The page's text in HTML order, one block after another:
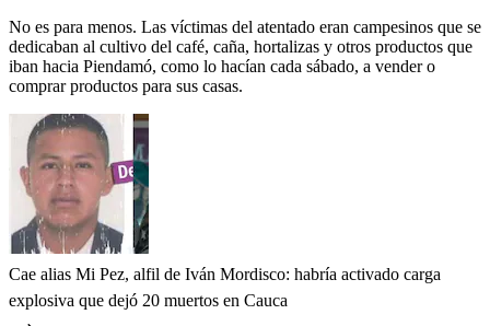
No es para menos. Las víctimas del atentado eran campesinos que se
dedicaban al cultivo del café, caña, hortalizas y otros productos que
iban hacia Piendamó, como lo hacían cada sábado, a vender o
comprar productos para sus casas.
Cae alias Mi Pez, alfil de Iván Mordisco: habría activado carga
explosiva que dejó 20 muertos en Cauca